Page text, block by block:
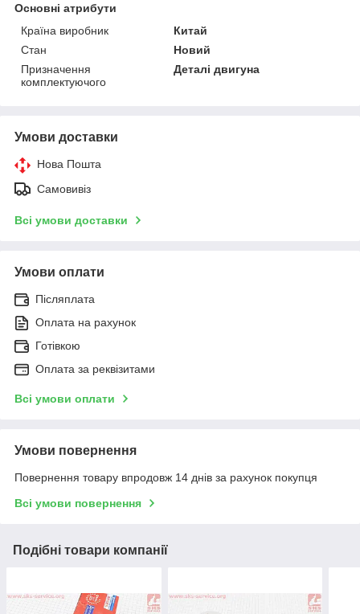
Основні атрибути
Країна виробник
Китай
Стан
Новий
Призначення
комплектуючого
Деталі двигуна
Умови доставки
Нова Пошта
Самовивіз
Всі умови доставки
Умови оплати
Післяплата
Оплата на рахунок
Готівкою
Оплата за реквізитами
Всі умови оплати
Умови повернення
Повернення товару впродовж 14 днів за рахунок покупця
Всі умови повернення
Подібні товари компанії